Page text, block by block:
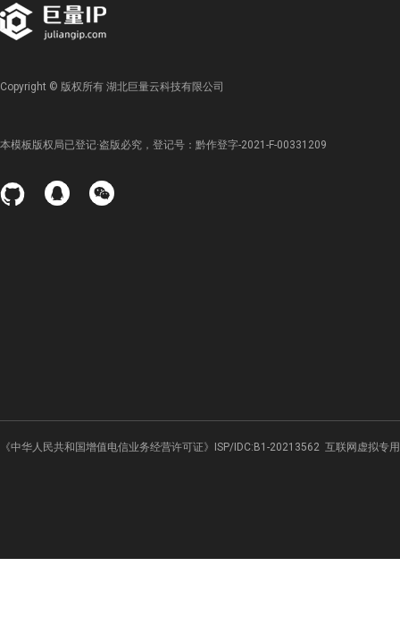
Copyright © 版权所有 湖北巨量云科技有限公司
本模板版权局已登记·盗版必究，登记号：黔作登字-2021-F-00331209
《中华人民共和国增值电信业务经营许可证》ISP/IDC:B1-20213562 互联网虚拟专